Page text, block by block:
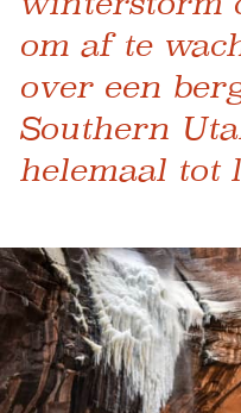
om af te
over een
Southern
helemaal tot